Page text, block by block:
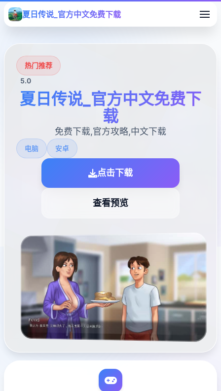
夏日传说_官方中文免费下载
热门推荐
5.0
夏日传说_官方中文免费下
载
免费下载,官方攻略,中文下载
电脑 安卓
点击下载
查看预览